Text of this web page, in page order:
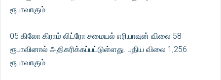
ரூபாவாகும்.
05 கிலோ கிராம் லிட்ரோ சமையல் எரியாவுன் விலை 58
ரூபாவினால் அதிகரிக்கப்பட்டுள்ளது. புதிய விலை 1,256
ரூபாவாகும்.